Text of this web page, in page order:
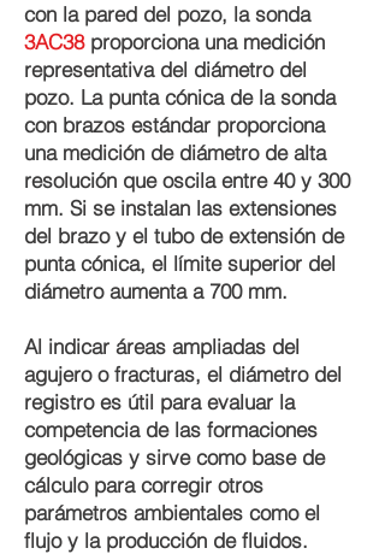
con la pared del pozo, la sonda
3AC38proporciona una medición
representativa del diámetro del
pozo. La punta cónica de la sonda
con brazos estándar proporciona
una medición de diámetro de alta
resolución que oscila entre 40 y 300
mm. Si se instalan las extensiones
del brazo y el tubo de extensión de
punta cónica, el límite superior del
diámetro aumenta a 700 mm.
Al indicar áreas ampliadas del
agujero o fracturas, el diámetro del
registro es útil para evaluar la
competencia de las formaciones
geológicas y sirve como base de
cálculo para corregir otros
parámetros ambientales como el
flujo y la producción de fluidos.